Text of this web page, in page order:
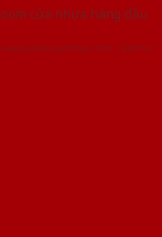
cửa nhựa hàng đầu
| Đơn vị